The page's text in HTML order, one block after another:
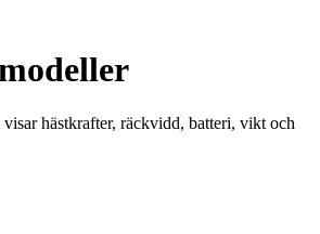
hästkrafter, räckvidd, batteri, vikt och